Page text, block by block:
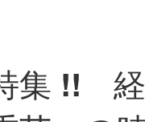
集 !!